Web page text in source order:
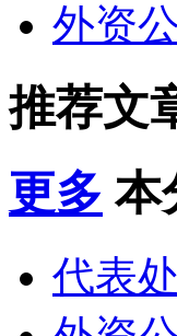
外资
推荐文
更多 本
代表